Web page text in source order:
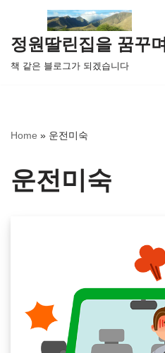
콘
텐
츠
뛰
정원딸린집을 꿈꾸며
책 같은 블로그가 되겠습니다
Home » 운전미숙
운전미숙